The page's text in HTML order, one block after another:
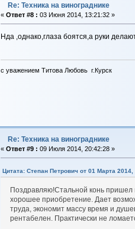
Re: Техника на винограднике
« Ответ #8 : 03 Июня 2014, 13:21:32 »
Нда ,однако,глаза боятся,а руки
с уважением Титова Любовь г.Курск
Re: Техника на винограднике
« Ответ #9 : 09 Июля 2014, 20:42:28 »
Цитата: Степан Петрович от 01 Марта 2014,
Поздравляю!Стальной конь пришел
хорошее приобретение. Дает
труда, экономит массу время и
рентабелен. Практически не